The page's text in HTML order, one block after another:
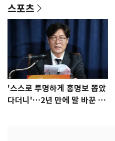
스포츠
'스스로 투명하게 홍명보 뽑았
다더니'…2년 만에 말 바꾼 이